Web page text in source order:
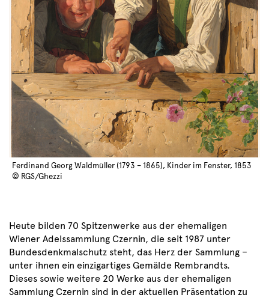
Ferdinand Georg Waldmüller (1793 – 1865), Kinder im Fenster, 1853
© RGS/Ghezzi
Heute bilden 70 Spitzenwerke aus der ehemaligen
Wiener Adelssammlung Czernin, die seit 1987 unter
Bundesdenkmalschutz steht, das Herz der Sammlung –
unter ihnen ein einzigartiges Gemälde Rembrandts.
Dieses sowie weitere 20 Werke aus der ehemaligen
Sammlung Czernin sind in der aktuellen Präsentation zu